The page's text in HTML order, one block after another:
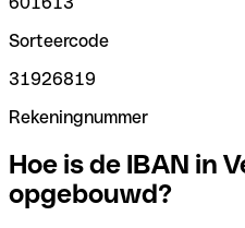
Sorteercode
31926819
Rekeningnummer
Hoe is de IBAN in
opgebouwd?